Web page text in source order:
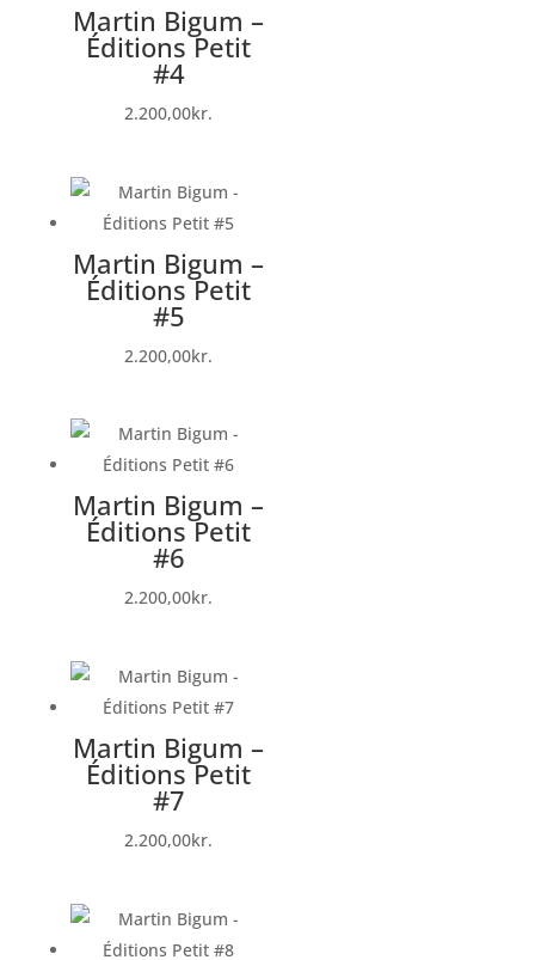
Martin Bigum –
Éditions Petit
#4
2.200,00kr.
Martin Bigum –
Éditions Petit
#5
2.200,00kr.
Martin Bigum –
Éditions Petit
#6
2.200,00kr.
Martin Bigum –
Éditions Petit
#7
2.200,00kr.